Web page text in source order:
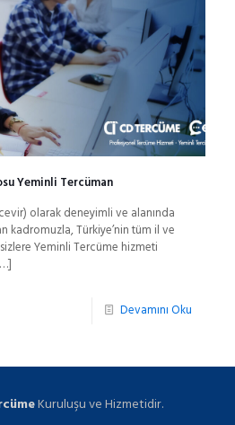
Yeminli Tercüman
olarak deneyimli ve alanında
kadromuzla, Türkiye’nin tüm il ve
Yeminli Tercüme hizmeti
Devamını Oku
Kuruluşu ve Hizmetidir.